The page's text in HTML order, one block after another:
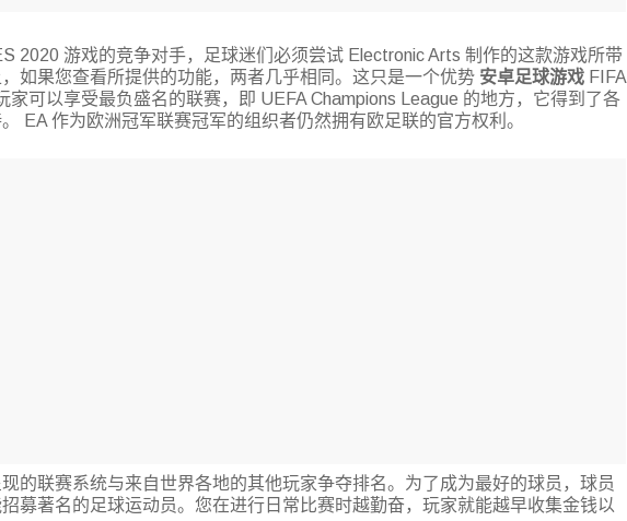
2020 游戏的竞争对手，足球迷们必须尝试 Electronic Arts 制作的这款游戏所带
如果您查看所提供的功能，两者几乎相同。这只是一个优势 安卓足球游戏 FIFA
家可以享受最负盛名的联赛，即 UEFA Champions League 的地方，它得到了各
EA 作为欧洲冠军联赛冠军的组织者仍然拥有欧足联的官方权利。
的联赛系统与来自世界各地的其他玩家争夺排名。为了成为最好的球员，球员
募著名的足球运动员。您在进行日常比赛时越勤奋，玩家就能越早收集金钱以